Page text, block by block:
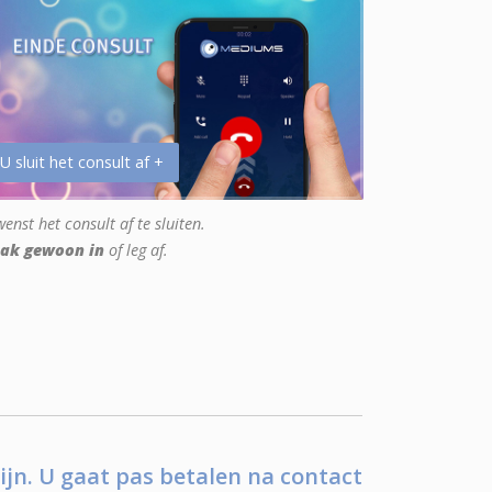
sluit het consult af +
het consult af te sluiten.
gewoon in of leg af.
U gaat pas betalen na contact